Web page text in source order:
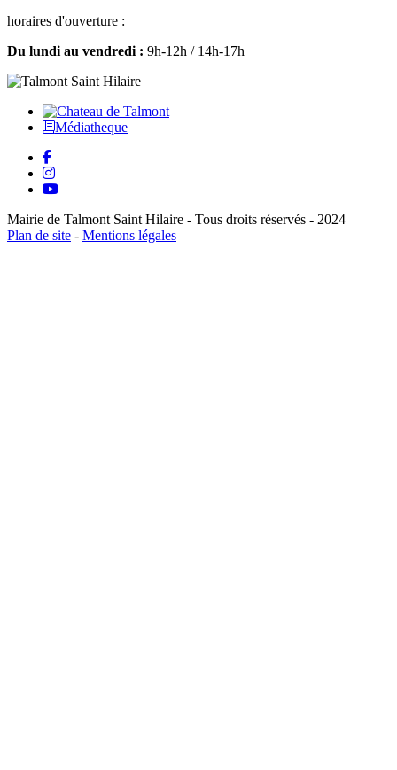
horaires d'ouverture :
Du lundi au vendredi : 9h-12h / 14h-17h
Médiatheque
Mairie de Talmont Saint Hilaire - Tous droits réservés - 2024
Plan de site - Mentions légales